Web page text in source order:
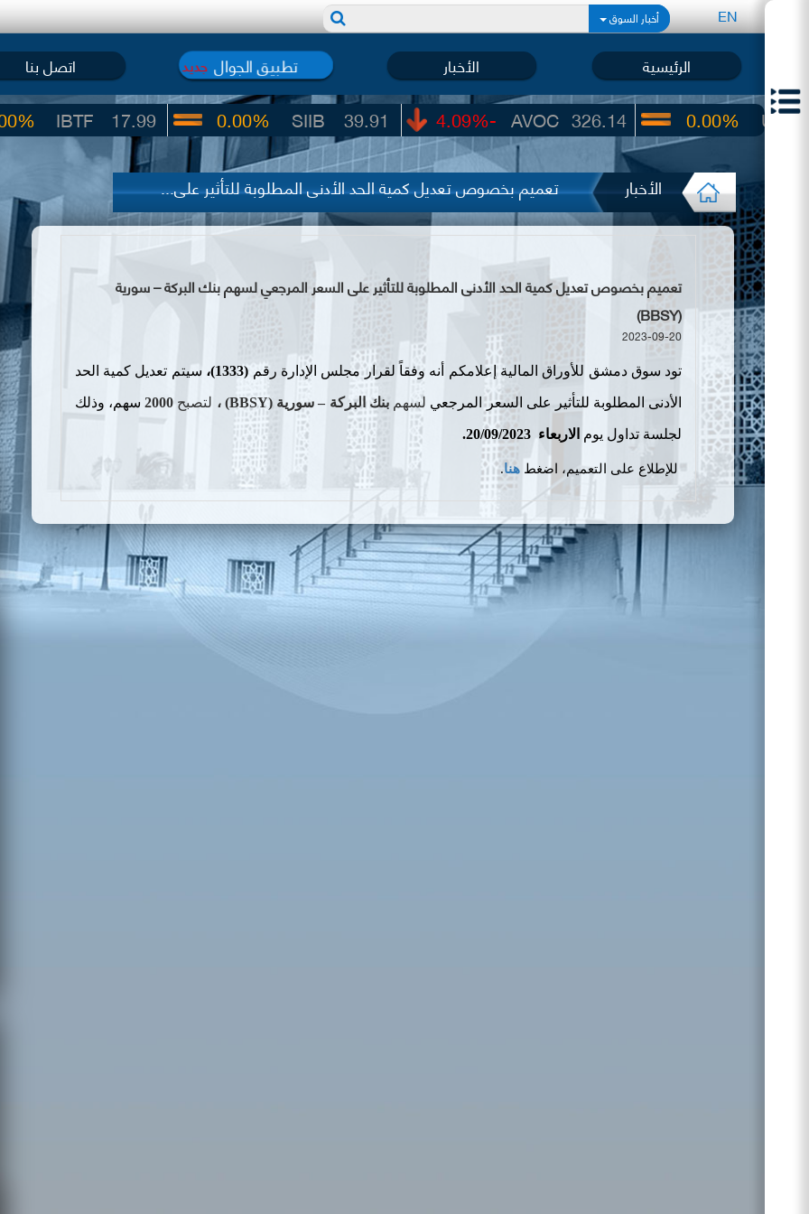
EN أخبار السوق
الرئيسية الأخبار تطبيق الجوال جديد اتصل بنا
17.99 39.91
SIIB
0.00% 326.14
AVOC
-4.09% 22.65
UIC
0.00%
الأخبار تعميم بخصوص تعديل كمية الحد الأدنى المطلوبة للتأثير على...
تعميم بخصوص تعديل كمية الحد الأدنى المطلوبة للتأثير على السعر المرجعي لسهم بنك البركة – سورية
(BBSY)
2023-09-20
تود سوق دمشق للأوراق المالية إعلامكم أنه وفقاً لقرار مجلس الإدارة رقم (1333)، سيتم تعديل كمية الحد
الأدنى المطلوبة للتأثير على السعر المرجعي لسهم بنك البركة – سورية (BBSY) ، لتصبح 2000 سهم، وذلك
لجلسة تداول يوم الاربعاء 20/09/2023.
للإطلاع على التعميم، اضغط هنا.